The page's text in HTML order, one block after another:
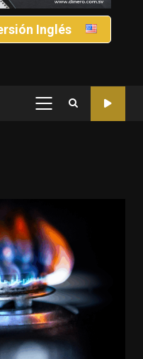
Inglés
PRIMARY